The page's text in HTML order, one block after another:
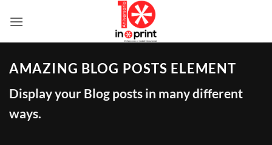
AMAZING BLOG POSTS ELEMENT
Display your Blog posts in many different
ways.